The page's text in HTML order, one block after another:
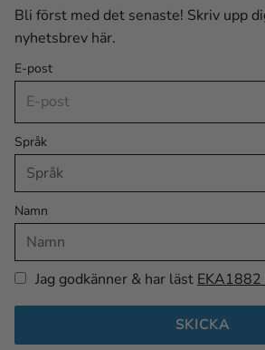
Bli först med det senaste! Skriv upp
nyhetsbrev här.
E-post
Språk
Namn
Jag godkänner & har läst
SKICKA